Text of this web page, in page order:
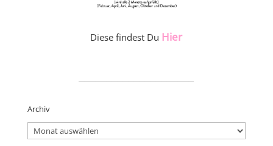
Diese findest Du Hier
Archiv
Archiv